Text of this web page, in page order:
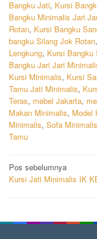
Bangku Jati, Kursi
Bangku Minimalis Jari
Rotan, Kursi Bangku
bangku Silang Jok Rotan,
Lengkung, Kursi Bangku
Bangku Jari Jari
Kursi Minimalis, Kursi
Tamu Jati Minimalis,
Teras, mebel Jakarta,
Makan Minimalis, Model
Minimalis, Sofa
Tamu
Navigasi
pos
Pos sebelumnya
Kursi Jati Minimalis IK